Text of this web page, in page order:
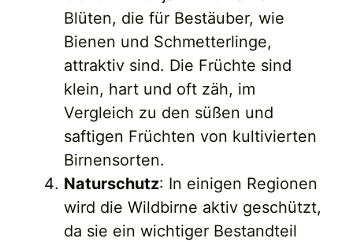
Blüten, die für Bestäuber, wie
Bienen und Schmetterlinge,
attraktiv sind. Die Früchte sind
klein, hart und oft zäh, im
Vergleich zu den süßen und
saftigen Früchten von kultivierten
Birnensorten.
Naturschutz: In einigen Regionen
wird die Wildbirne aktiv geschützt,
da sie ein wichtiger Bestandteil